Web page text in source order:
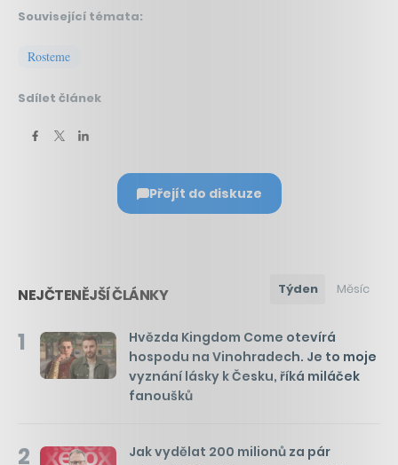
Související témata:
Rosteme
Sdílet článek
Přejít do diskuze
NEJČTENĚJŠÍ ČLÁNKY Týden Měsíc
1
Hvězda Kingdom Come otevírá
hospodu na Vinohradech. Je to moje
vyznání lásky k Česku, říká miláček
fanoušků
2
Jak vydělat 200 milionů za pár